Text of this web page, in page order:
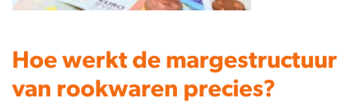
Hoe werkt de margestructuur
van rookwaren precies?